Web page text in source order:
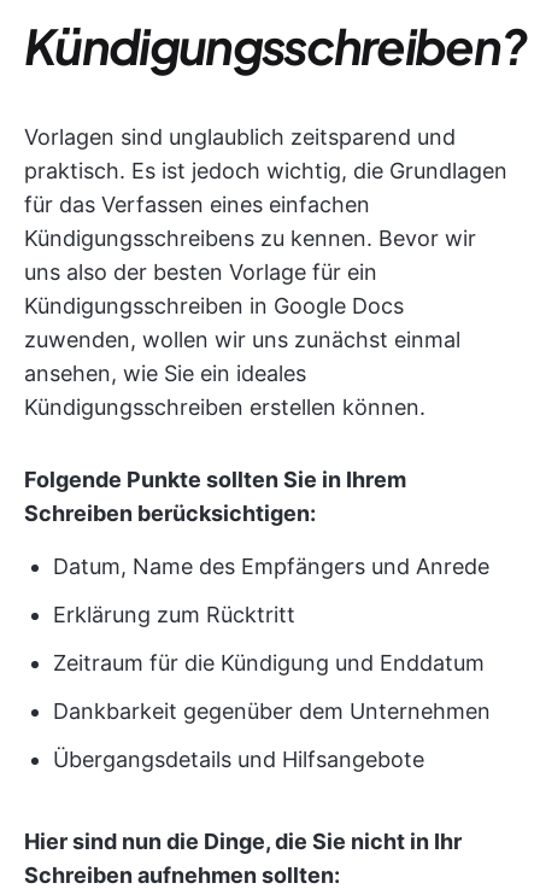
Kündigungsschreiben?
Vorlagen sind unglaublich zeitsparend und
praktisch. Es ist jedoch wichtig, die Grundlagen
für das Verfassen eines einfachen
Kündigungsschreibens zu kennen. Bevor wir
uns also der besten Vorlage für ein
Kündigungsschreiben in Google Docs
zuwenden, wollen wir uns zunächst einmal
ansehen, wie Sie ein ideales
Kündigungsschreiben erstellen können.
Folgende Punkte sollten Sie in Ihrem
Schreiben berücksichtigen:
Datum, Name des Empfängers und Anrede
Erklärung zum Rücktritt
Zeitraum für die Kündigung und Enddatum
Dankbarkeit gegenüber dem Unternehmen
Übergangsdetails und Hilfsangebote
Hier sind nun die Dinge, die Sie nicht in Ihr
Schreiben aufnehmen sollten: